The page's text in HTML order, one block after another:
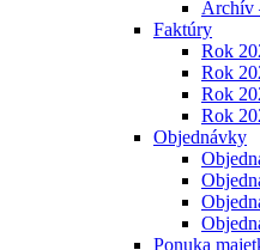
Archív
Faktúry
Rok
Rok
Rok
Rok
Objednávky
Ponuka